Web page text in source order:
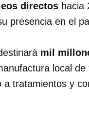
directos hacia
presencia en el
mil
local
tratamientos y